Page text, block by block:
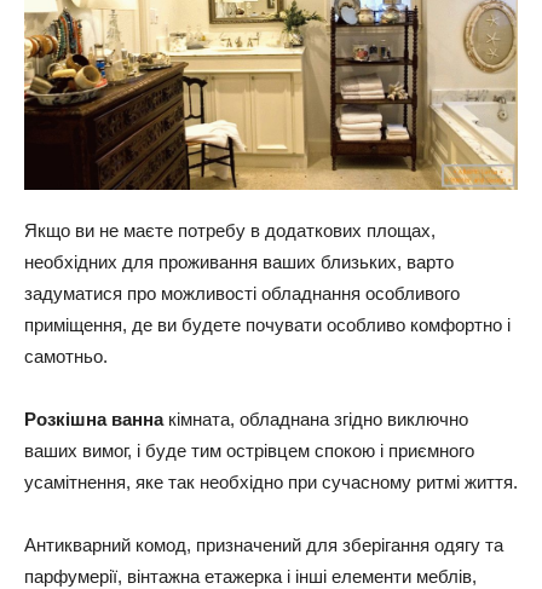
Якщо ви не маєте потребу в додаткових площах,
необхідних для проживання ваших близьких, варто
задуматися про можливості обладнання особливого
приміщення, де ви будете почувати особливо комфортно і
самотньо.
Розкішна ваннакімната, обладнана згідно виключно
ваших вимог, і буде тим острівцем спокою і приємного
усамітнення, яке так необхідно при сучасному ритмі життя.
Антикварний комод, призначений для зберігання одягу та
парфумерії, вінтажна етажерка і інші елементи меблів,